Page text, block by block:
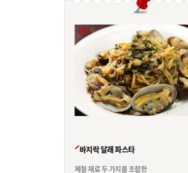
바지락 달래 파스타
제철 재료 두 가지를 조합한